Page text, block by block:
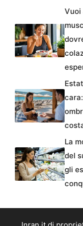
Vuoi
La
del
gli